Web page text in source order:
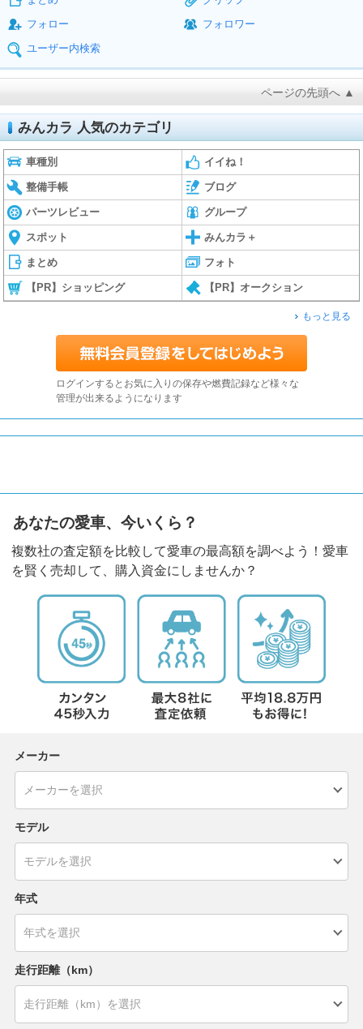
フォロー
フォロワー
ユーザー内検索
ページの先頭へ ▲
みんカラ 人気のカテゴリ
車種別 イイね！
整備手帳 ブログ
パーツレビュー グループ
スポット みんカラ＋
まとめ フォト
【PR】ショッピング 【PR】オークション
もっと見る
ログインするとお気に入りの保存や燃費記録など様々な
管理が出来るようになります
あなたの愛車、今いくら？
複数社の査定額を比較して愛車の最高額を調べよう！愛車
を賢く売却して、購入資金にしませんか？
メーカー
モデル
年式
走行距離（km）